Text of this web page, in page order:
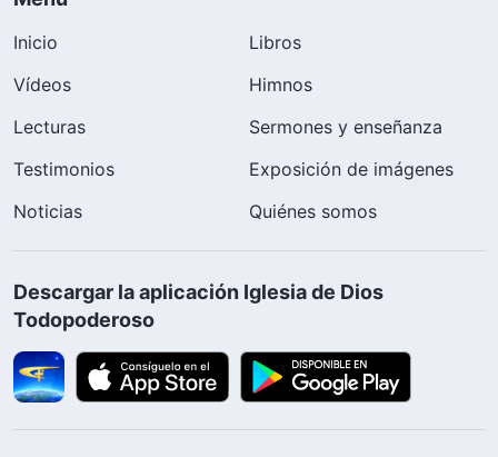
Inicio
Libros
Vídeos
Himnos
Lecturas
Sermones y enseñanza
Testimonios
Exposición de imágenes
Noticias
Quiénes somos
Descargar la aplicación Iglesia de Dios
Todopoderoso